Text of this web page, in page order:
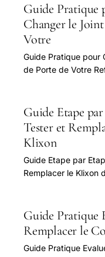
Guide Pratique
Changer le
Votre
Guide Pratique pour
de Porte de Votre
Guide Etape
Tester et
Klixon
Guide Etape par
Remplacer le Klixon
aborder.
Guide Pratique
Remplacer le
Guide Pratique